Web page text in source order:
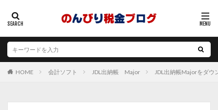
HOME 会計ソフト JDL出納帳 Major JDL出納帳Majorをダ